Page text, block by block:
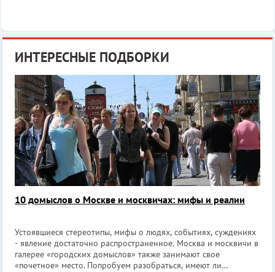
ИНТЕРЕСНЫЕ ПОДБОРКИ
10 домыслов о Москве и москвичах: мифы и реалии
Устоявшиеся стереотипы, мифы о людях, событиях, суждениях
- явление достаточно распространенное. Москва и москвичи в
галерее «городских домыслов» также занимают свое
«почетное» место. Попробуем разобраться, имеют ли